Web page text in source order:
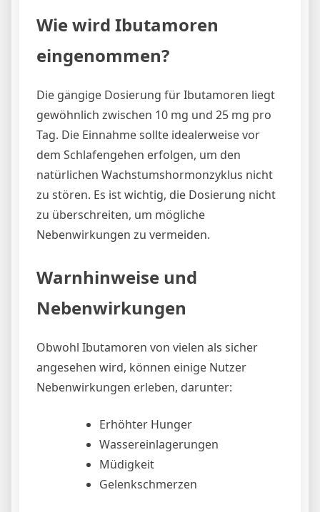
Wie wird Ibutamoren
eingenommen?
Die gängige Dosierung für Ibutamoren liegt
gewöhnlich zwischen 10 mg und 25 mg pro
Tag. Die Einnahme sollte idealerweise vor
dem Schlafengehen erfolgen, um den
natürlichen Wachstumshormonzyklus nicht
zu stören. Es ist wichtig, die Dosierung nicht
zu überschreiten, um mögliche
Nebenwirkungen zu vermeiden.
Warnhinweise und
Nebenwirkungen
Obwohl Ibutamoren von vielen als sicher
angesehen wird, können einige Nutzer
Nebenwirkungen erleben, darunter:
Erhöhter Hunger
Wassereinlagerungen
Müdigkeit
Gelenkschmerzen